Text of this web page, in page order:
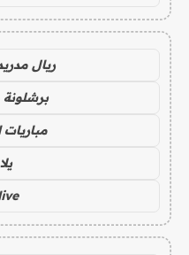
ريال
برشلونة
مباريات